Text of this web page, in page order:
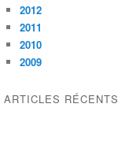
2012
2011
2010
2009
ARTICLES RÉCENTS